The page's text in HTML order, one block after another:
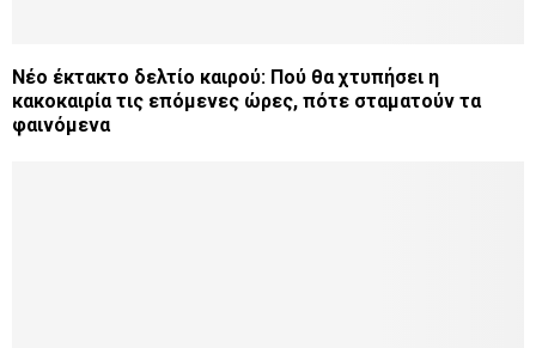
Νέο έκτακτο δελτίο καιρού: Πού θα χτυπήσει η
κακοκαιρία τις επόμενες ώρες, πότε σταματούν τα
φαινόμενα